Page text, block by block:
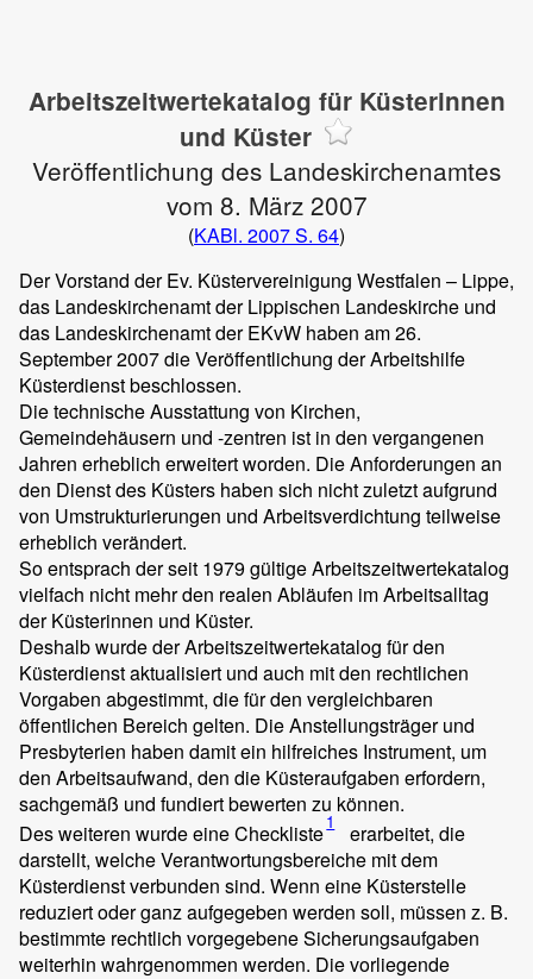
Arbeitszeitwertekatalog für Küsterinnen
und Küster
Veröffentlichung des Landeskirchenamtes
vom 8. März 2007
(KABl. 2007 S. 64)
Der Vorstand der Ev. Küstervereinigung Westfalen – Lippe,
das Landeskirchenamt der Lippischen Landeskirche und
das Landeskirchenamt der EKvW haben am 26.
September 2007 die Veröffentlichung der Arbeitshilfe
Küsterdienst beschlossen.
Die technische Ausstattung von Kirchen,
Gemeindehäusern und -zentren ist in den vergangenen
Jahren erheblich erweitert worden. Die Anforderungen an
den Dienst des Küsters haben sich nicht zuletzt aufgrund
von Umstrukturierungen und Arbeitsverdichtung teilweise
erheblich verändert.
So entsprach der seit 1979 gültige Arbeitszeitwertekatalog
vielfach nicht mehr den realen Abläufen im Arbeitsalltag
der Küsterinnen und Küster.
Deshalb wurde der Arbeitszeitwertekatalog für den
Küsterdienst aktualisiert und auch mit den rechtlichen
Vorgaben abgestimmt, die für den vergleichbaren
öffentlichen Bereich gelten. Die Anstellungsträger und
Presbyterien haben damit ein hilfreiches Instrument, um
den Arbeitsaufwand, den die Küsteraufgaben erfordern,
sachgemäß und fundiert bewerten zu können.
Des weiteren wurde eine Checkliste1
erarbeitet, die
darstellt, welche Verantwortungsbereiche mit dem
Küsterdienst verbunden sind. Wenn eine Küsterstelle
reduziert oder ganz aufgegeben werden soll, müssen z. B.
bestimmte rechtlich vorgegebene Sicherungsaufgaben
weiterhin wahrgenommen werden. Die vorliegende